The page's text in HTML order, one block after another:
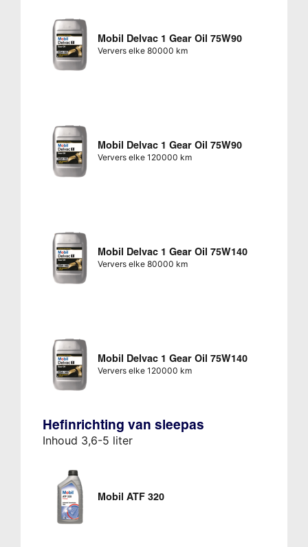
Mobil Delvac 1 Gear Oil 75W90
Ververs elke 80000 km
Mobil Delvac 1 Gear Oil 75W90
Ververs elke 120000 km
Mobil Delvac 1 Gear Oil 75W140
Ververs elke 80000 km
Mobil Delvac 1 Gear Oil 75W140
Ververs elke 120000 km
Hefinrichting van sleepas
Inhoud 3,6-5 liter
Mobil ATF 320